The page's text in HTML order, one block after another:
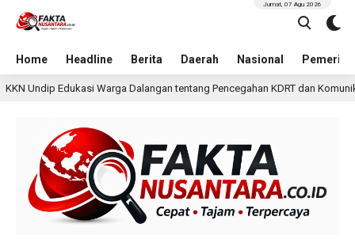
Home Headline Berita Daerah Nasional
Jumat, 07 Agu 2026
tentang Pencegahan KDRT dan Komunikasi Keluarga 30 menit